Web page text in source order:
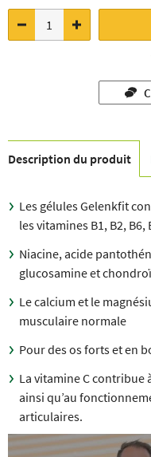
Description du produit
Les gélules Gelenkfit
les vitamines B1, B2, B6,
Niacine, acide
glucosamine et
Le calcium et le
musculaire normale
Pour des os forts et en
La vitamine C
ainsi qu’au
articulaires.